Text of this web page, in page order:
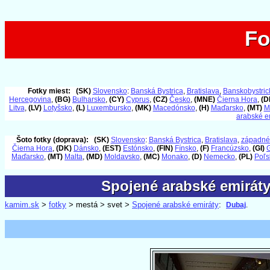
Fotky miest: (SK) Slovensko: Banská Bystrica, Bratislava,
Hercegovina, (BG) Bulharsko, (CY) Cyprus, (CZ) Česko, (MNE) Čierna Hora,
Litva, (LV) Lotyšsko, (L) Luxembursko, (MK) Macedónsko, (H) Maďarsko, (MT)
arabské
Šoto fotky (doprava): (SK) Slovensko: Banská Bystrica, Bratislava,
Čierna Hora, (DK) Dánsko, (EST) Estónsko, (FIN) Fínsko, (F) Francúzsko, (GI)
Maďarsko, (MT) Malta, (MD) Moldavsko, (MC) Monako, (D) Nemecko, (PL)
Spojené arabské
Spojené arabské
kamim.sk > fotky > mestá > svet > Spojené arabské emiráty: Dubaj.